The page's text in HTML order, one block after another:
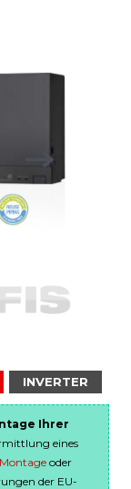
INVERTER
Ihrer
eines
Montage oder
der EU-